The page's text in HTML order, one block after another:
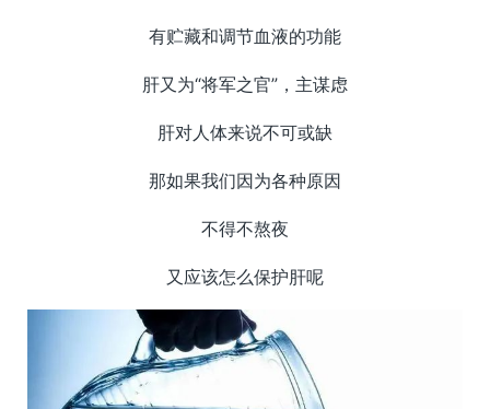
有贮藏和调节血液的功能
肝又为“将军之官”，主谋虑
肝对人体来说不可或缺
那如果我们因为各种原因
不得不熬夜
又应该怎么保护肝呢